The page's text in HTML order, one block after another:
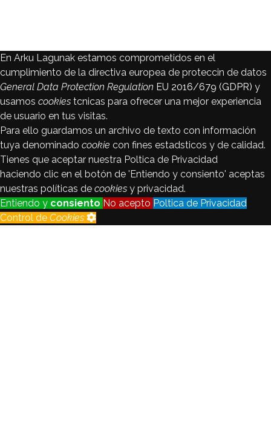
En Arku Lagunak estamos comprometidos en el
cumplimiento de la directiva europea de proteccin de datos
General Data Protection Regulation EU 2016/679 (GDPR) y
usamos cookies tcnicas para ofrecer una mejor experiencia
de usuario en tus visitas.
Para ello guardamos un archivo de texto con información
tuya denominado cookie con fines estadsticos y de calidad.
Tienes que aceptar nuestra Poltica de Privacidad
haciendo clic en el botón de 'Entiendo y consiento' aceptas
nuestras políticas de cookies y privacidad.
Entiendo y consiento No acepto Poltica de Privacidad
Control de Cookies